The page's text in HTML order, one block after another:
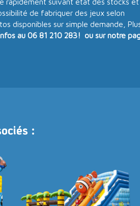
de fabriquer des jeux selon
disponibles sur simple demande,
au 06 81 210 283! ou sur notre
: